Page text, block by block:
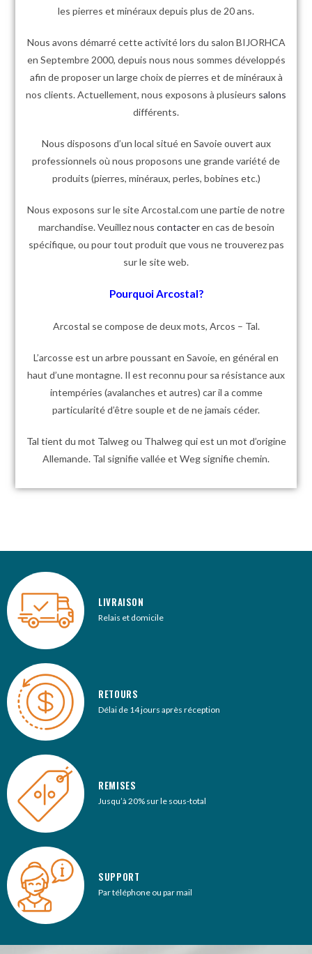
les pierres et minéraux depuis plus de 20 ans.
Nous avons démarré cette activité lors du salon BIJORHCA
en Septembre 2000, depuis nous nous sommes développés
afin de proposer un large choix de pierres et de minéraux à
nos clients. Actuellement, nous exposons à plusieurs salons
différents.
Nous disposons d’un local situé en Savoie ouvert aux
professionnels où nous proposons une grande variété de
produits (pierres, minéraux, perles, bobines etc.)
Nous exposons sur le site Arcostal.com une partie de notre
marchandise. Veuillez nous contacteren cas de besoin
spécifique, ou pour tout produit que vous ne trouverez pas
sur le site web.
Pourquoi Arcostal?
Arcostal se compose de deux mots, Arcos – Tal.
L’arcosse est un arbre poussant en Savoie, en général en
haut d’une montagne. Il est reconnu pour sa résistance aux
intempéries (avalanches et autres) car il a comme
particularité d’être souple et de ne jamais céder.
Tal tient du mot Talweg ou Thalweg qui est un mot d’origine
Allemande. Tal signifie vallée et Weg signifie chemin.
LIVRAISON
Relais et domicile
RETOURS
Délai de 14 jours après réception
REMISES
Jusqu’à 20% sur le sous-total
SUPPORT
Par téléphone ou par mail